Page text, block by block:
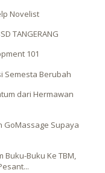
Novelist
TANGERANG
101
Semesta Berubah
dari Hermawan
GoMassage Supaya
Buku-Buku Ke TBM,